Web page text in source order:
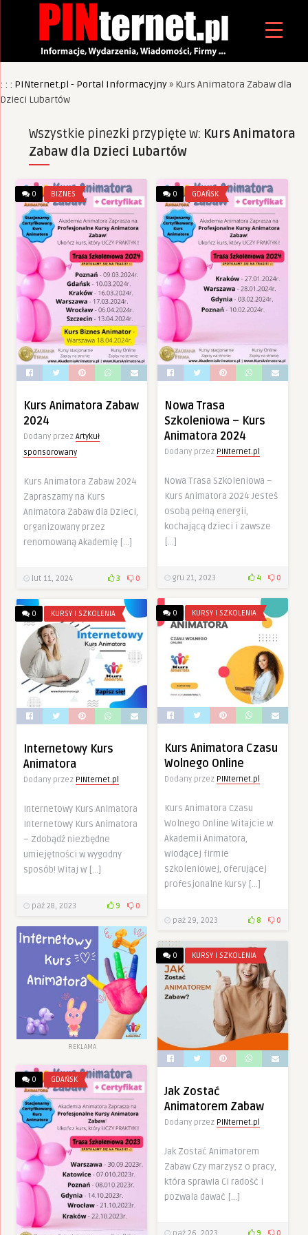
: : : PINternet.pl - Portal Informacyjny» Kurs Animatora Zabaw dla
Dzieci Lubartów
Wszystkie pinezki przypięte w: Kurs Animatora
Zabaw dla Dzieci Lubartów
0 BIZNES
Kurs Animatora Zabaw
2024
Dodany przez Artykuł
sponsorowany
Kurs Animatora Zabaw 2024
Zapraszamy na Kurs
Animatora Zabaw dla Dzieci,
organizowany przez
renomowaną Akademię […]
lut 11, 2024 3 0
0 GDAŃSK
Nowa Trasa
Szkoleniowa – Kurs
Animatora 2024
Dodany przez PINternet.pl
Nowa Trasa Szkoleniowa –
Kurs Animatora 2024 Jesteś
osobą pełną energii,
kochającą dzieci i zawsze
[…]
gru 21, 2023 4 0
0 KURSY I SZKOLENIA
Kurs Animatora Czasu
Wolnego Online
Dodany przez PINternet.pl
Kurs Animatora Czasu
Wolnego Online Witajcie w
Akademii Animatora,
wiodącej firmie
szkoleniowej, oferującej
profesjonalne kursy […]
paź 29, 2023 8 0
0 KURSY I SZKOLENIA
Internetowy Kurs
Animatora
Dodany przez PINternet.pl
Internetowy Kurs Animatora
Internetowy Kurs Animatora
– Zdobądź niezbędne
umiejętności w wygodny
sposób! Witaj w […]
paź 28, 2023 9 0
REKLAMA
0 KURSY I SZKOLENIA
Jak Zostać
Animatorem Zabaw
Dodany przez PINternet.pl
Jak Zostać Animatorem
Zabaw Czy marzysz o pracy,
która sprawia Ci radość i
pozwala dawać […]
0 GDAŃSK